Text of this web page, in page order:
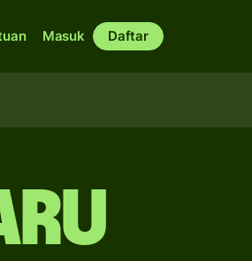
Masuk Daftar